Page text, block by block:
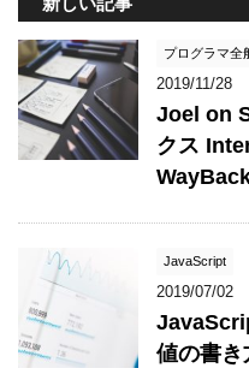
プログラマ全
2019/11/28
Joel on
クス
JavaScript
2019/07/02
値の書き